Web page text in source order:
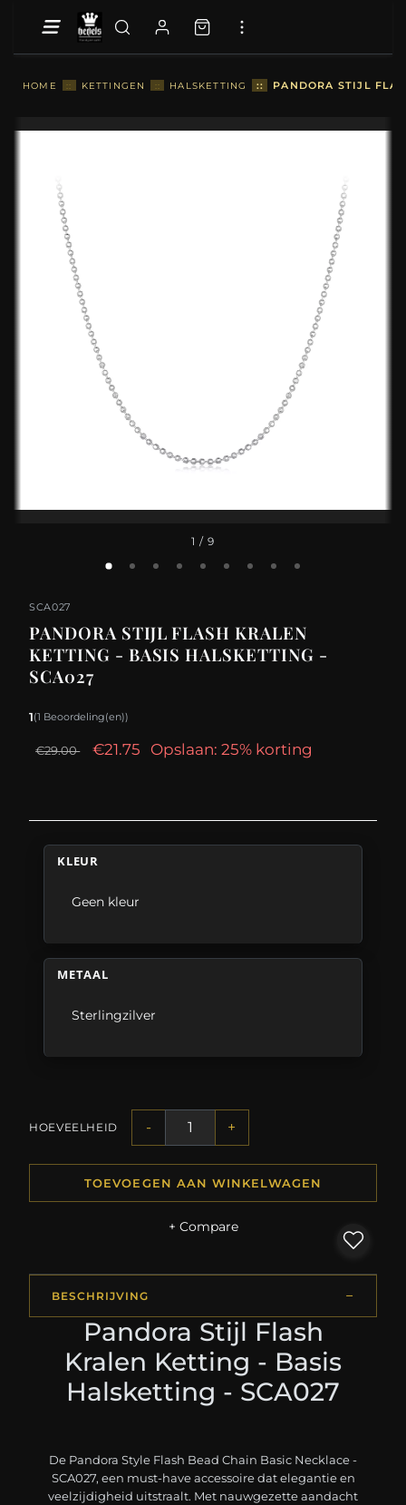
HOME :: KETTINGEN :: HALSKETTING :: PANDORA STIJL
1 / 9
SCA027
PANDORA STIJL FLASH KRALEN
KETTING - BASIS HALSKETTING -
SCA027
1(1 Beoordeling(en))
€29.00 €21.75 Opslaan: 25% korting
KLEUR
Geen kleur
METAAL
Sterlingzilver
HOEVEELHEID - +
TOEVOEGEN AAN WINKELWAGEN
+ Compare
BESCHRIJVING
Pandora Stijl Flash
Kralen Ketting - Basis
Halsketting - SCA027
De Pandora Style Flash Bead Chain Basic Necklace -
SCA027, een must-have accessoire dat elegantie en
veelzijdigheid uitstraalt. Met nauwgezette aandacht